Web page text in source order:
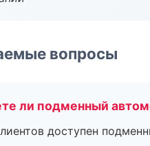
вопросы
ли подменный
доступен